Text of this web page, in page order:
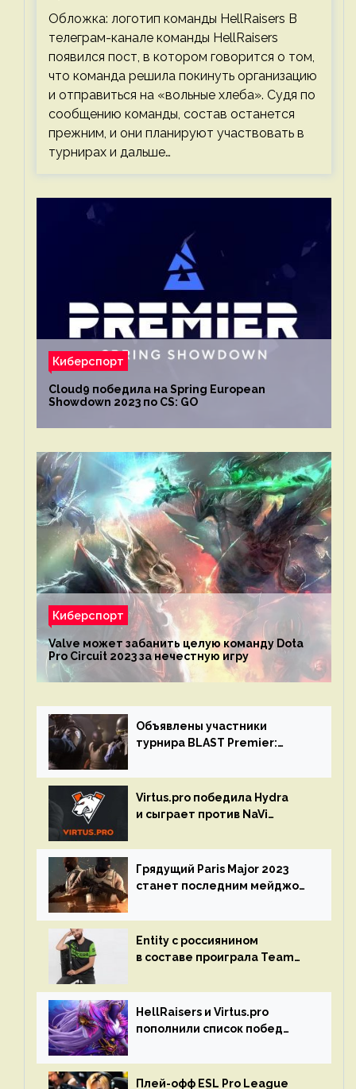
Обложка: логотип команды HellRaisers В
телеграм-канале команды HellRaisers
появился пост, в котором говорится о том,
что команда решила покинуть организацию
и отправиться на «вольные хлеба». Судя по
сообщению команды, состав останется
прежним, и они планируют участвовать в
турнирах и дальше…
Киберспорт
Cloud9 победила на Spring European
Showdown 2023 по CS: GO
Киберспорт
Valve может забанить целую команду Dota
Pro Circuit 2023 за нечестную игру
Объявлены участники
турнира BLAST Premier:
Virtus.pro победила Hydra
и сыграет против NaVi
Грядущий Paris Major 2023
станет последним мейджор-
Entity с россиянином
в составе проиграла Team
HellRaisers и Virtus.pro
пополнили список побед
Плей-офф ESL Pro League